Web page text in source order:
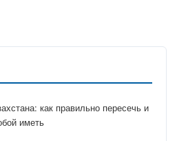
как правильно пересечь и
иметь